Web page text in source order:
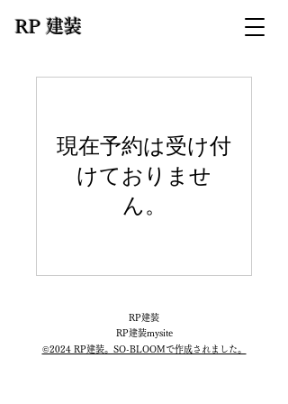
​RP 建装
現在予約は受け付
けておりませ
ん。
​RP建装
RP建装mysite
©2024 RP建装。SO-BLOOMで作成されました。